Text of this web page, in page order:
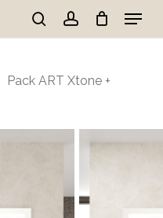
searchaccount
Menu
Close
Pack ART Xtone +